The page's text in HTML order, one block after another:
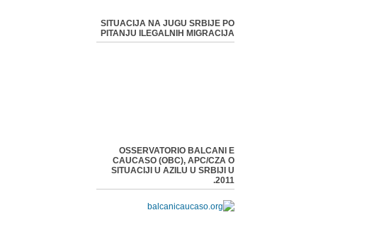
SITUACIJA NA JUGU SRBIJE PO
PITANJU ILEGALNIH MIGRACIJA
OSSERVATORIO BALCANI E
CAUCASO (OBC), APC/CZA O
SITUACIJI U AZILU U SRBIJI U
2011.